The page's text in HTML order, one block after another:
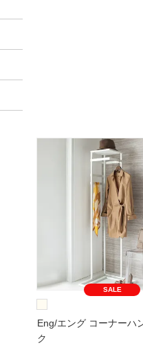
SALE
Eng/エング コーナーハ
ク